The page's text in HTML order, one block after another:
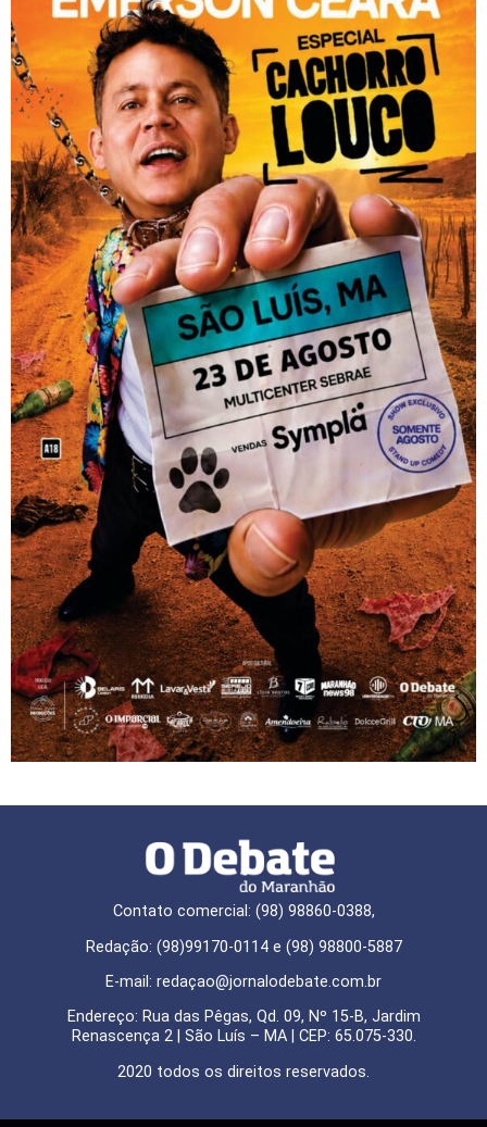
Contato comercial: (98) 98860-0388,
Redação: (98)99170-0114 e (98) 98800-5887
E-mail: redaçao@jornalodebate.com.br
Endereço: Rua das Pêgas, Qd. 09, Nº 15-B, Jardim
Renascença 2 | São Luís – MA | CEP: 65.075-330.
2020 todos os direitos reservados.